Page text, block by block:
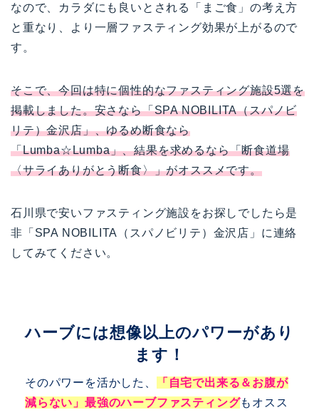
なので、カラダにも良いとされる「まご食」の考え方
と重なり、より一層ファスティング効果が上がるので
す。
そこで、今回は特に個性的なファスティング施設5選を
掲載しました。安さなら「SPA NOBILITA（スパノビ
リテ）金沢店」、ゆるめ断食なら
「Lumba☆Lumba」、結果を求めるなら「断食道場
〈サライありがとう断食〉」がオススメです。
石川県で安いファスティング施設をお探しでしたら是
非「SPA NOBILITA（スパノビリテ）金沢店」に連絡
してみてください。
ハーブには想像以上のパワーがあり
ます！
そのパワーを活かした、
「自宅で出来る＆お腹が
減らない」最強のハーブファスティングもオスス